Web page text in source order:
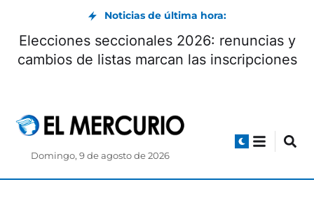
Noticias de última hora:
Elecciones seccionales 2026: renuncias y
cambios de listas marcan las inscripciones
Domingo, 9 de agosto de 2026